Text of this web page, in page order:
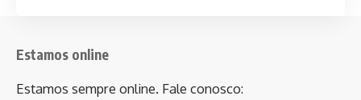
Estamos online
Estamos sempre online. Fale conosco: